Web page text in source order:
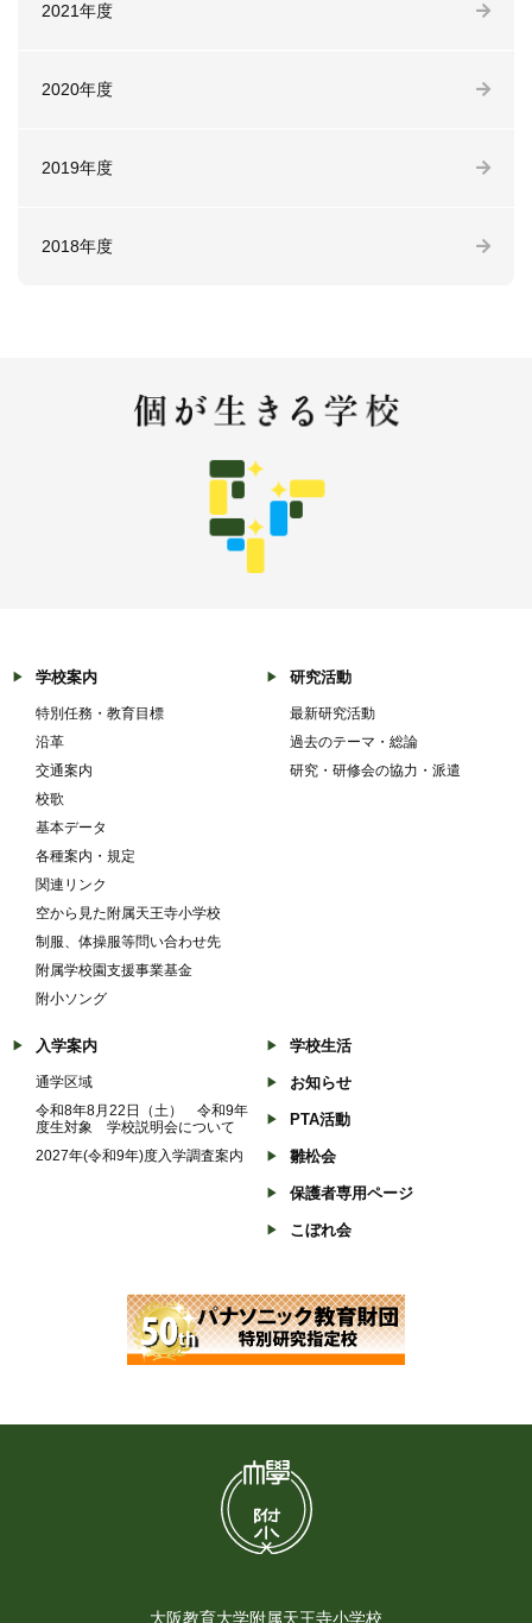
2021年度
2020年度
2019年度
2018年度
学校案内
特別任務・教育目標
沿革
交通案内
校歌
基本データ
各種案内・規定
関連リンク
空から見た附属天王寺小学校
制服、体操服等問い合わせ先
附属学校園支援事業基金
附小ソング
研究活動
最新研究活動
過去のテーマ・総論
研究・研修会の協力・派遣
入学案内
通学区域
令和8年8月22日（土） 令和9年
度生対象 学校説明会について
2027年(令和9年)度入学調査案内
学校生活
お知らせ
PTA活動
雛松会
保護者専用ページ
こぼれ会
大阪教育大学附属天王寺小学校